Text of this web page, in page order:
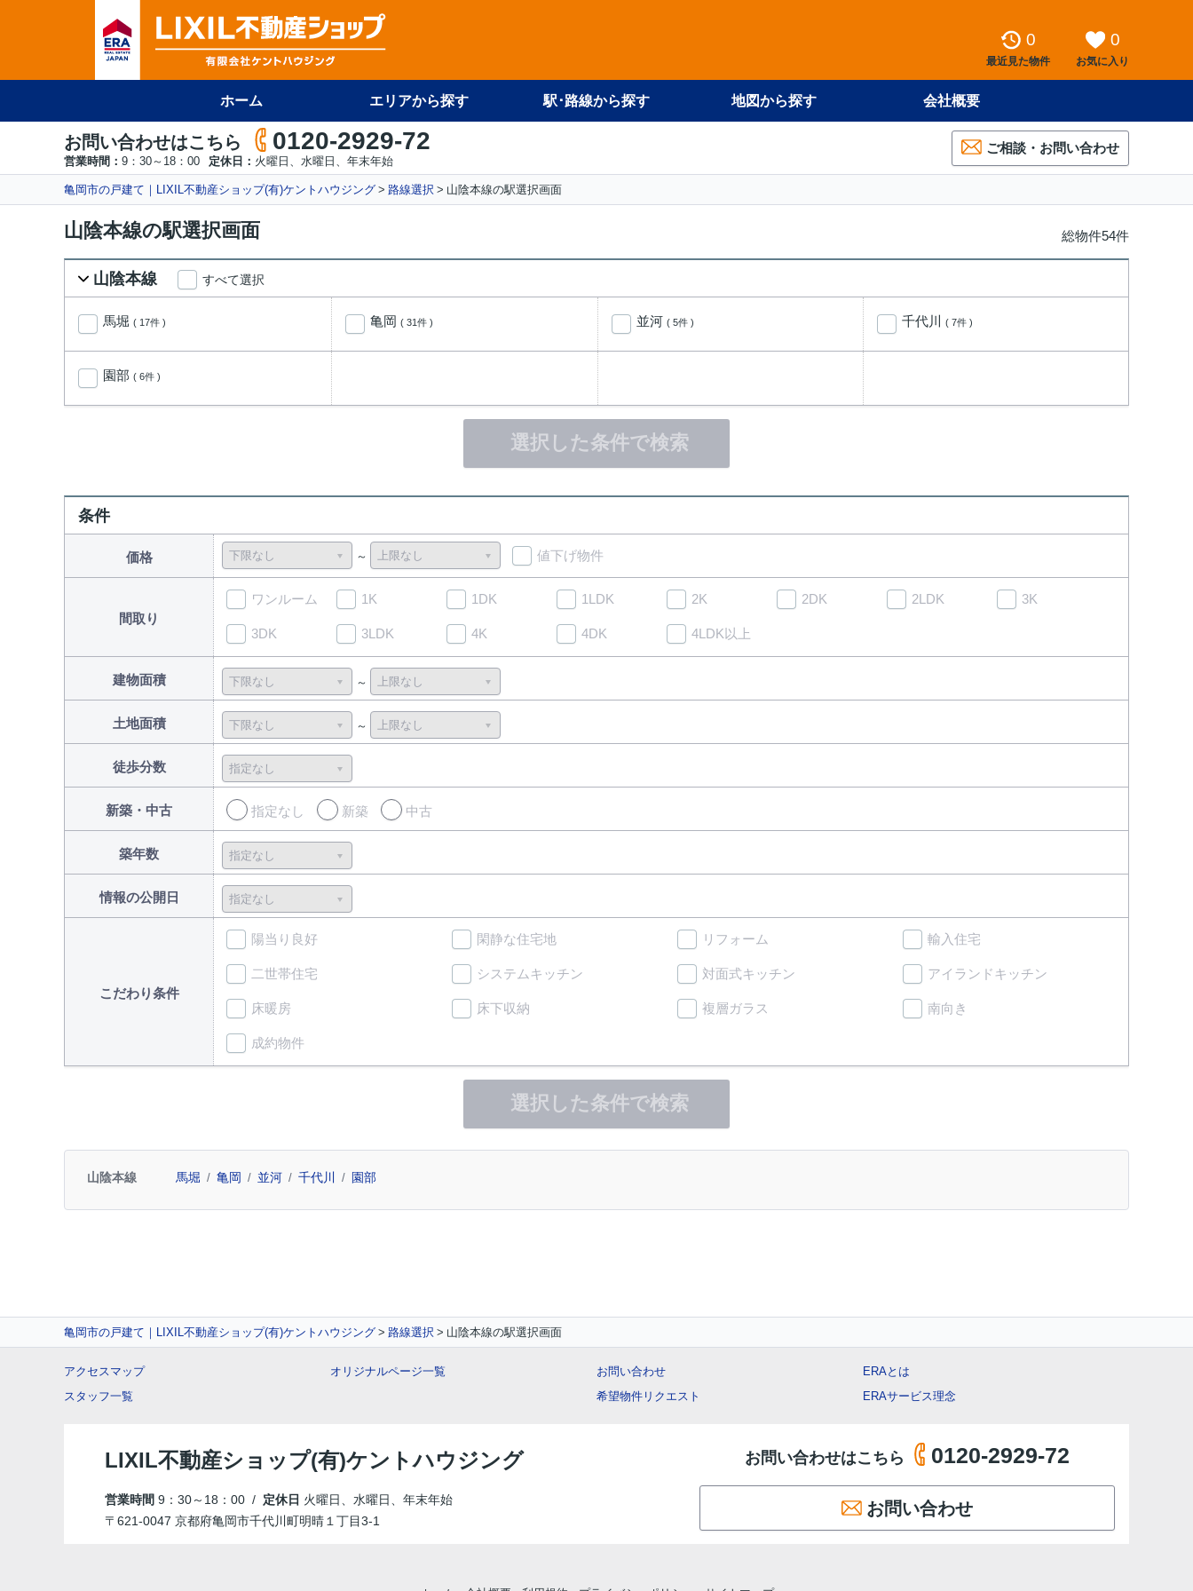
0
最近見た物件
0
お気に入り
ホーム エリアから探す 駅･路線から探す 地図から探す 会社概要
お問い合わせはこちら 0120-2929-72
営業時間： 9：30～18：00 定休日： 火曜日、水曜日、年末年始
ご相談・お問い合わせ
亀岡市の戸建て｜LIXIL不動産ショップ(有)ケントハウジング 路線選択 山陰本線の駅選択画面
山陰本線の駅選択画面 総物件54件
山陰本線 すべて選択
馬堀 ( 17件 ) 亀岡 ( 31件 ) 並河 ( 5件 ) 千代川 ( 7件 )
園部 ( 6件 )
選択した条件で検索
条件
価格 値下げ物件
間取り
ワンルーム 1K 1DK 1LDK 2K 2DK 2LDK 3K
3DK 3LDK 4K 4DK 4LDK以上
建物面積
土地面積
徒歩分数
新築・中古 指定なし 新築 中古
築年数
情報の公開日
こだわり条件
陽当り良好 閑静な住宅地 リフォーム 輸入住宅
二世帯住宅 システムキッチン 対面式キッチン アイランドキッチン
床暖房 床下収納 複層ガラス 南向き
成約物件
選択した条件で検索
山陰本線 馬堀 亀岡 並河 千代川 園部
亀岡市の戸建て｜LIXIL不動産ショップ(有)ケントハウジング 路線選択 山陰本線の駅選択画面
アクセスマップ
スタッフ一覧
オリジナルページ一覧
お問い合わせ
希望物件リクエスト
ERAとは
ERAサービス理念
LIXIL不動産ショップ(有)ケントハウジング
営業時間 9：30～18：00 / 定休日 火曜日、水曜日、年末年始
〒621-0047 京都府亀岡市千代川町明晴１丁目3-1
お問い合わせはこちら 0120-2929-72
お問い合わせ